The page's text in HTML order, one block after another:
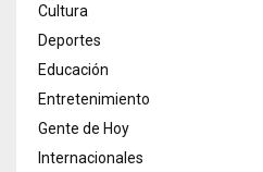
Cultura
Deportes
Educación
Entretenimiento
Gente de Hoy
Internacionales